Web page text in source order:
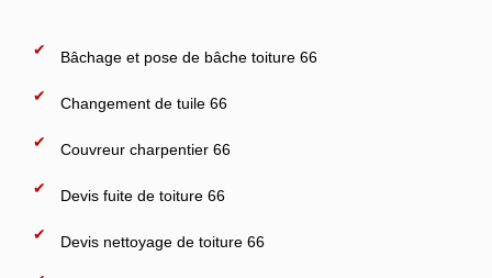
Bâchage et pose de bâche toiture 66
Changement de tuile 66
Couvreur charpentier 66
Devis fuite de toiture 66
Devis nettoyage de toiture 66